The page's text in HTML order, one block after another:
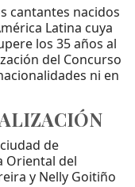
cantantes nacidos
Latina cuya
los 35 años al
del Concurso
ni en
de
Oriental del
y Nelly Goitiño